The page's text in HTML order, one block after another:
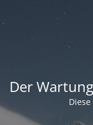
Der